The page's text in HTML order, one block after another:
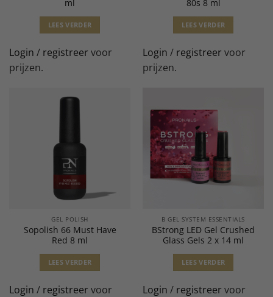
ml
LEES VERDER
Login / registreer voor
prijzen.
80s 8 ml
LEES VERDER
Login / registreer voor
prijzen.
GEL POLISH
Sopolish 66 Must Have
Red 8 ml
LEES VERDER
Login / registreer voor
B GEL SYSTEM ESSENTIALS
BStrong LED Gel Crushed
Glass Gels 2 x 14 ml
LEES VERDER
Login / registreer voor